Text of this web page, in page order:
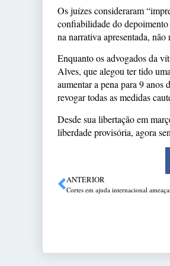
Os juízes consideraram
confiabilidade do depoimento
na narrativa apresentada,
Enquanto os advogados da
Alves, que alegou ter tido
aumentar a pena para 9
revogar todas as medidas
Desde sua libertação em
liberdade provisória, agora
ANTERIOR
Cortes em ajuda internacional